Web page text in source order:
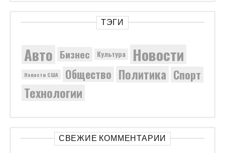
ТЭГИ
Авто Бизнес Культура Новости
Новости США Общество Политика Спорт
Технологии
СВЕЖИЕ КОММЕНТАРИИ